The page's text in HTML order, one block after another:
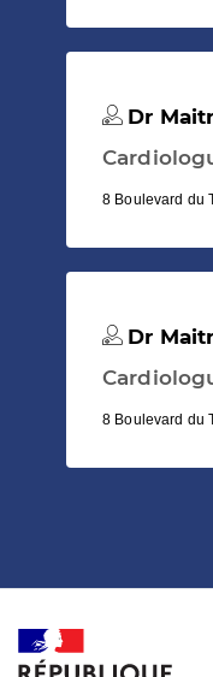
Dr
8 Boulevard du
Dr
8 Boulevard du